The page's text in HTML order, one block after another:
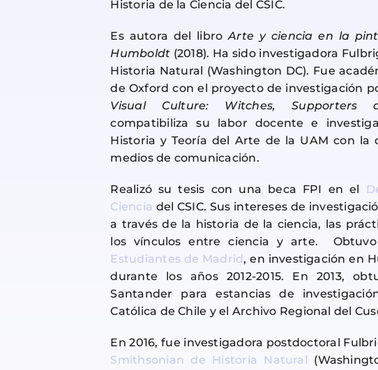
Historia de la Ciencia del CSIC.
Es autora del libroArte y ciencia en la
Humboldt (2018). Ha sido investigadora
Historia Natural (Washington DC). Fue
de Oxford con el proyecto de investigación
Visual Culture: Witches, Supporters
compatibiliza su labor docente e
Historia y Teoría del Arte de la UAM con la
medios de comunicación.
Realizó su tesis con una beca FPI en el
Ciencia del CSIC. Sus intereses de
a través de la historia de la ciencia, las
los vínculos entre ciencia y arte.
Estudiantes de Madrid, en investigación en
durante los años 2012-2015. En 2013,
Santander para estancias de
Católica de Chile y el Archivo Regional del
En 2016, fue investigadora postdoctoral
Smithsonian de Historia Natural